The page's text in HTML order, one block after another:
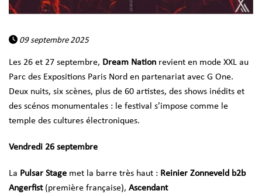
09 septembre 2025
Les 26 et 27 septembre, Dream Nation revient en mode XXL au
Parc des Expositions Paris Nord en partenariat avec G One.
Deux nuits, six scènes, plus de 60 artistes, des shows inédits et
des scénos monumentales : le festival s’impose comme le
temple des cultures électroniques.
Vendredi 26 septembre
La Pulsar Stage met la barre très haut : Reinier Zonneveld b2b
Angerfist (première française), Ascendant